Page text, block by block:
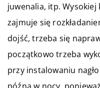
juwenalia, itp.
zajmuje się
dojść, trzeba się
początkowo trzeba
przy instalowaniu
późna w nocy,